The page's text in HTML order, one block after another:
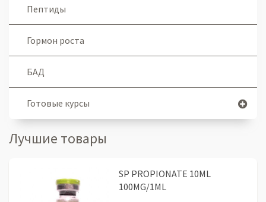
Пептиды
Гормон роста
БАД
Готовые курсы
Лучшие товары
SP PROPIONATE 10ML
100MG/1ML